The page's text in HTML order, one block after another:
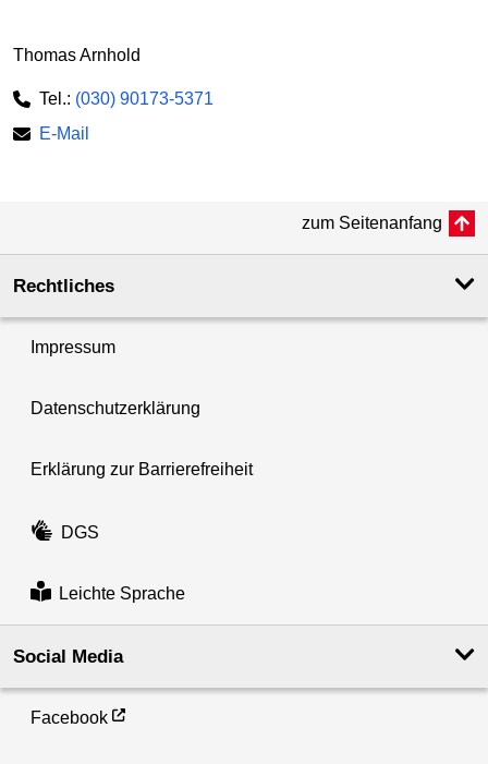
Thomas Arnhold
Tel.: (030) 90173-5371
E-Mail
zum Seitenanfang
Rechtliches
Impressum
Datenschutzerklärung
Erklärung zur Barrierefreiheit
DGS
Leichte Sprache
Social Media
Facebook